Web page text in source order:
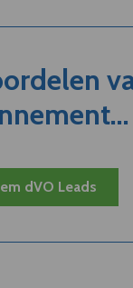
dVO Leads